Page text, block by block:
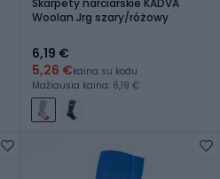
Woolan Jrg szary/różowy
6,19 €
5,26 €kaina su kodu
Mažiausia kaina: 6,19 €